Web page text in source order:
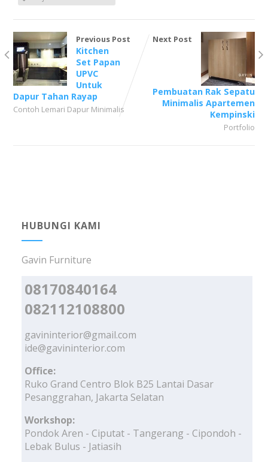
Previous Post
Kitchen
Set Papan
UPVC
Untuk
Dapur Tahan Rayap
Contoh Lemari Dapur Minimalis
Next Post
Pembuatan Rak Sepatu
Minimalis Apartemen
Kempinski
Portfolio
HUBUNGI KAMI
Gavin Furniture
08170840164
082112108800
gavininterior@gmail.com
ide@gavininterior.com
Office:
Ruko Grand Centro Blok B25 Lantai Dasar
Pesanggrahan, Jakarta Selatan
Workshop:
Pondok Aren - Ciputat - Tangerang - Cipondoh -
Lebak Bulus - Jatiasih